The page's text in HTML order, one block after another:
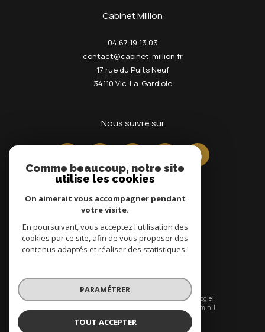
Cabinet Million
04 67 19 13 03
contact@cabinet-million.fr
17 rue du Puits Neuf
34110
Vic-La-Gardiole
nous suivre sur
Adhérents
© 2026 | Tous droits réservés | Traduction powered by Google |
Admin
Comme beaucoup, notre site
utilise les cookies
On aimerait vous accompagner pendant
votre visite.
En poursuivant, vous acceptez l'utilisation des
cookies par ce site, afin de vous proposer des
contenus adaptés et réaliser des statistiques !
PARAMÉTRER
TOUT ACCEPTER